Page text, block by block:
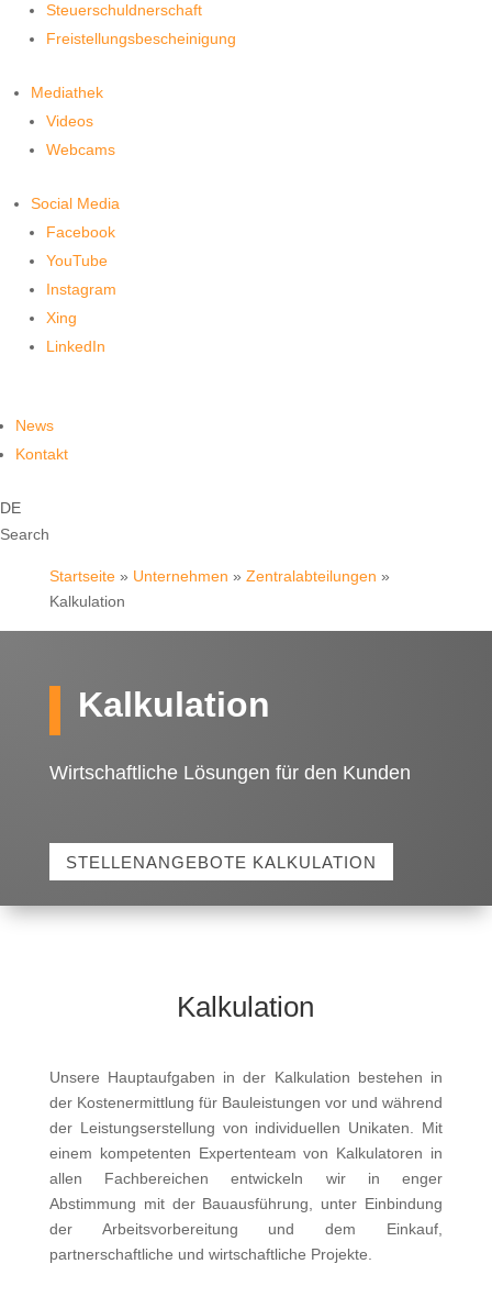
Steuerschuldnerschaft
Freistellungsbescheinigung
Mediathek
Videos
Webcams
Social Media
Facebook
YouTube
Instagram
Xing
LinkedIn
News
Kontakt
DE
Search
Startseite» Unternehmen » Zentralabteilungen »
Kalkulation
Kalkulation
Wirtschaftliche Lösungen für den Kunden
STELLENANGEBOTE KALKULATION
Kalkulation
Unsere Hauptaufgaben in der Kalkulation bestehen in
der Kostenermittlung für Bauleistungen vor und während
der Leistungserstellung von individuellen Unikaten. Mit
einem kompetenten Expertenteam von Kalkulatoren in
allen Fachbereichen entwickeln wir in enger
Abstimmung mit der Bauausführung, unter Einbindung
der Arbeitsvorbereitung und dem Einkauf,
partnerschaftliche und wirtschaftliche Projekte.